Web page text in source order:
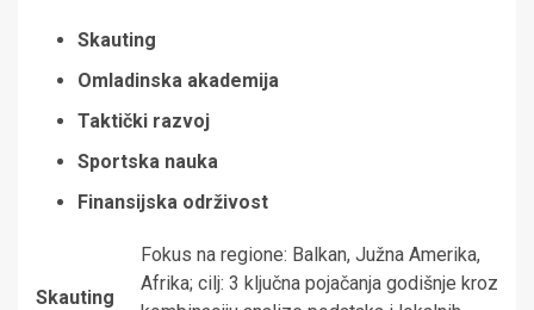
Skauting
Omladinska akademija
Taktički razvoj
Sportska nauka
Finansijska održivost
Skauting
Fokus na regione: Balkan, Južna Amerika,
Afrika; cilj: 3 ključna pojačanja godišnje kroz